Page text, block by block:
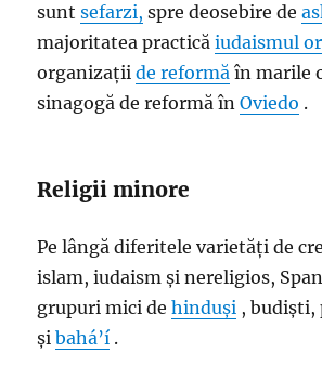
suntsefarzi, spre deosebire de
majoritatea practicăiudaismul
organizațiide reformă în marile
sinagogă de reformă înOviedo .
Religii minore
Pe lângă diferitele varietăți de
islam, iudaism și nereligios,
grupuri mici dehinduși , budiști,
șibahá’í .